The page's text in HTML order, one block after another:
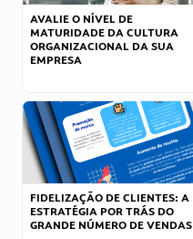
AVALIE O NÍVEL DE
MATURIDADE DA CULTURA
ORGANIZACIONAL DA SUA
EMPRESA
FIDELIZAÇÃO DE CLIENTES: A
ESTRATÉGIA POR TRÁS DO
GRANDE NÚMERO DE VENDAS